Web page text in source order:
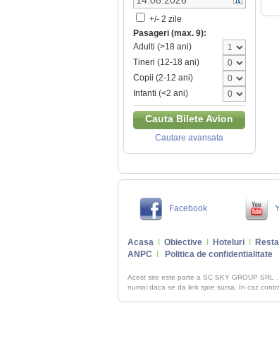
+/- 2 zile
Pasageri (max. 9):
Adulti (>18 ani)
Tineri (12-18 ani)
Copii (2-12 ani)
Infanti (<2 ani)
Cauta Bilete Avion
Cautare avansata
Facebook
AcasaI ObiectiveI HoteluriI
ANPC
Politica de confidentialitate
Acest site este parte a SC SKY GROUP SRL
numai daca se da link spre sursa. In caz